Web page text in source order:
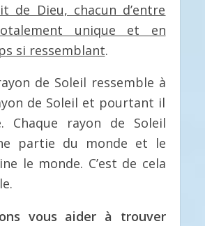
de Dieu, chacun d’entre
unique et en
si ressemblant.
de Soleil ressemble à
de Soleil et pourtant il
Chaque rayon de Soleil
partie du monde et le
le monde. C’est de cela
vous aider à trouver